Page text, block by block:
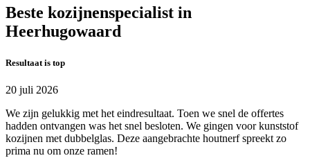
Beste kozijnenspecialist in
Heerhugowaard
Resultaat is top
20 juli 2026
We zijn gelukkig met het eindresultaat. Toen we snel de offertes
hadden ontvangen was het snel besloten. We gingen voor kunststof
kozijnen met dubbelglas. Deze aangebrachte houtnerf spreekt zo
prima nu om onze ramen!